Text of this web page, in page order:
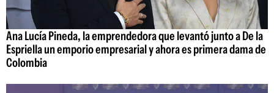
Ana Lucía Pineda, la emprendedora que levantó junto a De la
Espriella un emporio empresarial y ahora es primera dama de
Colombia